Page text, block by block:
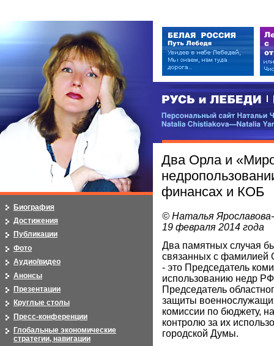
РУСЬ и ЛЕБЕДИ | RUSI —
Персональный сайт Натальи
Два Орла и
финансах и КОБ
© Наталья
19 февраля 2014 года
Два памятных случая
связанных с
- это Председатель
использованию недр
Председатель
защиты
комиссии по бюджету,
контролю за их
городской Думы.
Биография
Достижения
Публикации
Фото
Аудио/видео
Анонсы
Презентации
Круглые столы
Пресс-конференции
Глобальные экономические
стратегии, навигации